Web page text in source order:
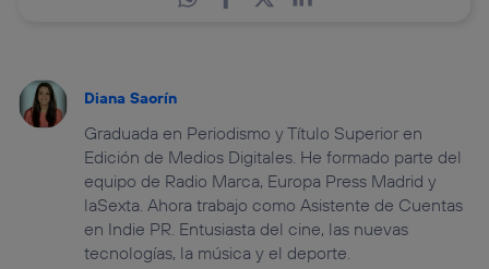
Diana Saorín
Graduada en Periodismo y Título Superior en
Edición de Medios Digitales. He formado parte del
equipo de Radio Marca, Europa Press Madrid y
laSexta. Ahora trabajo como Asistente de Cuentas
en Indie PR. Entusiasta del cine, las nuevas
tecnologías, la música y el deporte.